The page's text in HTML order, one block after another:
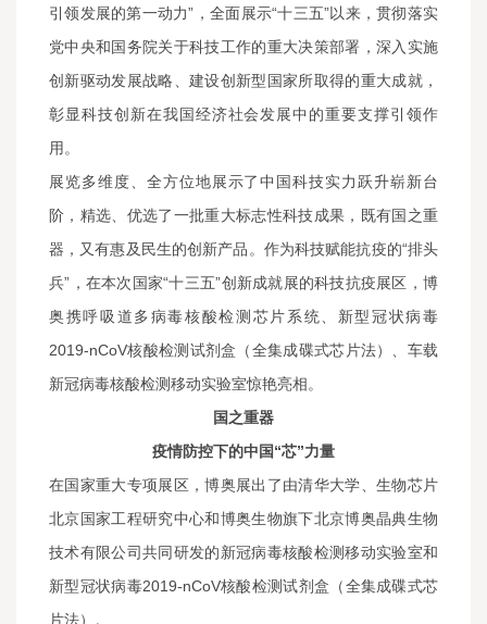
引领发展的第一动力”，全面展示“十三五”以来，贯彻落实
党中央和国务院关于科技工作的重大决策部署，深入实施
创新驱动发展战略、建设创新型国家所取得的重大成就，
彰显科技创新在我国经济社会发展中的重要支撑引领作
用。
展览多维度、全方位地展示了中国科技实力跃升崭新台
阶，精选、优选了一批重大标志性科技成果，既有国之重
器，又有惠及民生的创新产品。作为科技赋能抗疫的“排头
兵”，在本次国家“十三五”创新成就展的科技抗疫展区，博
奥携呼吸道多病毒核酸检测芯片系统、新型冠状病毒
2019-nCoV核酸检测试剂盒（全集成碟式芯片法）、车载
新冠病毒核酸检测移动实验室惊艳亮相。
国之重器
疫情防控下的中国“芯”力量
在国家重大专项展区，博奥展出了由清华大学、生物芯片
北京国家工程研究中心和博奥生物旗下北京博奥晶典生物
技术有限公司共同研发的新冠病毒核酸检测移动实验室和
新型冠状病毒2019-nCoV核酸检测试剂盒（全集成碟式芯
片法）。